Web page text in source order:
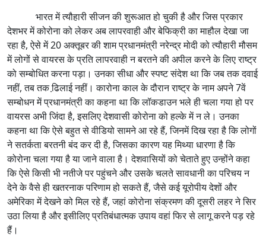
भारत में त्यौहारी सीजन की शुरूआत हो चुकी है और जिस प्रकार
देशभर में कोरोना को लेकर अब लापरवाही और बेफिक्री का माहौल देखा जा
रहा है, ऐसे में 20 अक्तूबर की शाम प्रधानमंत्री नरेन्द्र मोदी को त्यौहारी मौसम
में लोगों से वायरस के प्रति लापरवाही न बरतने की अपील करने के लिए राष्ट्र
को सम्बोधित करना पड़ा। उनका सीधा और स्पष्ट संदेश था कि जब तक दवाई
नहीं, तब तक ढि़लाई नहीं। कारोना काल के दौरान राष्ट्र के नाम अपने 7वें
सम्बोधन में प्रधानमंत्री का कहना था कि लॉकडाउन भले ही चला गया हो पर
वायरस अभी जिंदा है, इसलिए देशवासी कोरोना को हल्के में न ले। उनका
कहना था कि ऐसे बहुत से वीडियो सामने आ रहे हैं, जिनमें दिख रहा है कि लोगों
ने सतर्कता बरतनी बंद कर दी है, जिसका कारण यह मिथ्या धारणा है कि
कोरोना चला गया है या जाने वाला है। देशवासियों को चेताते हुए उन्होंने कहा
कि ऐसे किसी भी नतीजे पर पहुंचने और उसके चलते सावधानी का परिचय न
देने के वैसे ही खतरनाक परिणाम हो सकते हैं, जैसे कई यूरोपीय देशों और
अमेरिका में देखने को मिल रहे हैं, जहां कोरोना संक्रमण की दूसरी लहर ने सिर
उठा लिया है और इसीलिए प्रतिबंधात्मक उपाय वहां फिर से लागू करने पड़ रहे
हैं।